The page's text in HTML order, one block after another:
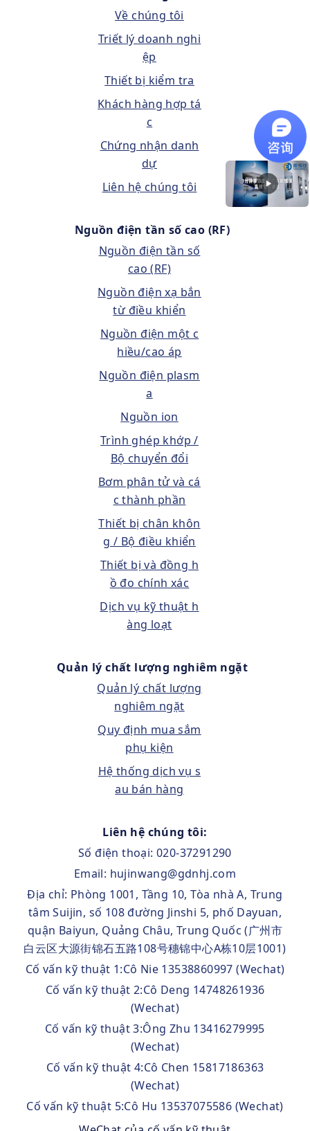
Về chúng tôi
Triết lý doanh nghi
ệp
Thiết bị kiểm tra
Khách hàng hợp tá
c
Chứng nhận danh
dự
Liên hệ chúng tôi
Nguồn điện tần số cao (RF)
Nguồn điện tần số
cao (RF)
Nguồn điện xạ bắn
từ điều khiển
Nguồn điện một c
hiều/cao áp
Nguồn điện plasm
a
Nguồn ion
Trình ghép khớp /
Bộ chuyển đổi
Bơm phân tử và cá
c thành phần
Thiết bị chân khôn
g / Bộ điều khiển
Thiết bị và đồng h
ồ đo chính xác
Dịch vụ kỹ thuật h
àng loạt
Quản lý chất lượng nghiêm ngặt
Quản lý chất lượng
nghiêm ngặt
Quy định mua sắm
phụ kiện
Hệ thống dịch vụ s
au bán hàng
Liên hệ chúng tôi:
Số điện thoại: 020-37291290
Email: hujinwang@gdnhj.com
Địa chỉ: Phòng 1001, Tầng 10, Tòa nhà A, Trung
tâm Suijin, số 108 đường Jinshi 5, phố Dayuan,
quận Baiyun, Quảng Châu, Trung Quốc (广州市
白云区大源街锦石五路108号穗锦中心A栋10层1001)
Cố vấn kỹ thuật 1:Cô Nie 13538860997 (Wechat)
Cố vấn kỹ thuật 2:Cô Deng 14748261936
(Wechat)
Cố vấn kỹ thuật 3:Ông Zhu 13416279995
(Wechat)
Cố vấn kỹ thuật 4:Cô Chen 15817186363
(Wechat)
Cố vấn kỹ thuật 5:Cô Hu 13537075586 (Wechat)